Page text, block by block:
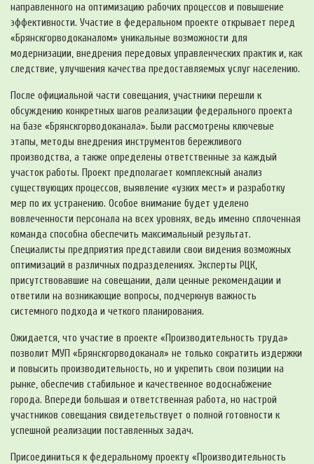
направленного на оптимизацию рабочих процессов и повышение
эффективности. Участие в федеральном проекте открывает перед
«Брянскгорводоканалом» уникальные возможности для
модернизации, внедрения передовых управленческих практик и, как
следствие, улучшения качества предоставляемых услуг населению.
После официальной части совещания, участники перешли к
обсуждению конкретных шагов реализации федерального проекта
на базе «Брянскгорводоканала». Были рассмотрены ключевые
этапы, методы внедрения инструментов бережливого
производства, а также определены ответственные за каждый
участок работы. Проект предполагает комплексный анализ
существующих процессов, выявление «узких мест» и разработку
мер по их устранению. Особое внимание будет уделено
вовлеченности персонала на всех уровнях, ведь именно сплоченная
команда способна обеспечить максимальный результат.
Специалисты предприятия представили свои видения возможных
оптимизаций в различных подразделениях. Эксперты РЦК,
присутствовавшие на совещании, дали ценные рекомендации и
ответили на возникающие вопросы, подчеркнув важность
системного подхода и четкого планирования.
Ожидается, что участие в проекте «Производительность труда»
позволит МУП «Брянскгорводоканал» не только сократить издержки
и повысить производительность, но и укрепить свои позиции на
рынке, обеспечив стабильное и качественное водоснабжение
города. Впереди большая и ответственная работа, но настрой
участников совещания свидетельствует о полной готовности к
успешной реализации поставленных задач.
Присоединиться к федеральному проекту «Производительность